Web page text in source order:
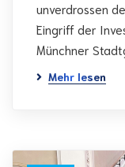
unverdrossen
Eingriff der
Münchner
Mehr lesen